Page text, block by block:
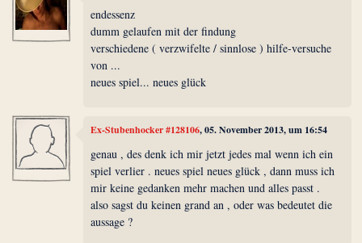
endessenz
dumm gelaufen mit der findung
verschiedene ( verzwifelte / sinnlose ) hilfe-versuche
von ...
neues spiel... neues glück
Ex-Stubenhocker #128106, 05. November 2013, um 16:54
genau , des denk ich mir jetzt jedes mal wenn ich ein
spiel verlier . neues spiel neues glück , dann muss ich
mir keine gedanken mehr machen und alles passt .
also sagst du keinen grand an , oder was bedeutet die
aussage ?